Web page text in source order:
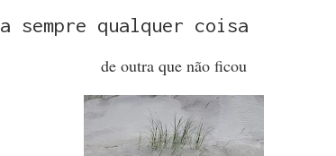
sempre qualquer coisa
de outra que não ficou